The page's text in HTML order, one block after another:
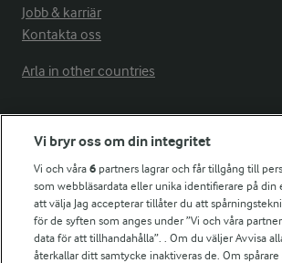
Jobb & karriär
Kontakta oss
Arla in other countries
Fler Arlasajter
För ägare
Arlas kundportal
Arla.com
Falbygdens Ost
Vi bryr oss om din integritet
Vi och våra6 partners lagrar och får tillgång till
som webbläsardata eller unika identifierare på din
att välja Jag accepterar tillåter du att
för de syften som anges under ”Vi och våra
data för att tillhandahålla”. . Om du väljer Avvisa
återkallar ditt samtycke inaktiveras de. Om spårare